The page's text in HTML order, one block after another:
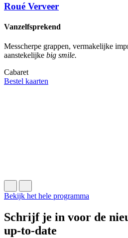
Roué Verveer
Vanzelfsprekend
Messcherpe grappen, vermakelijke
aanstekelijke big smile.
Cabaret
Bestel kaarten
Bekijk het hele programma
Schrijf je in voor de
up-to-date